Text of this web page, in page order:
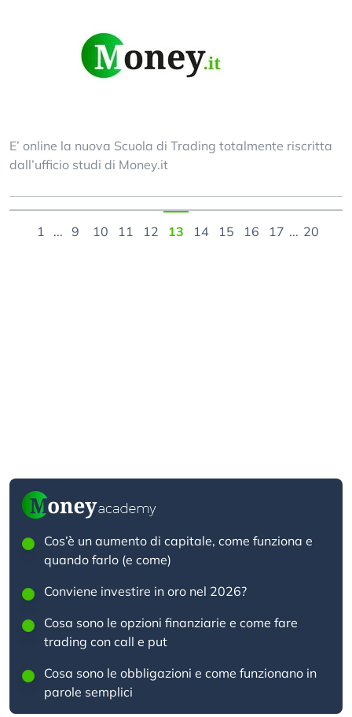
E’ online la nuova Scuola di Trading totalmente riscritta
dall’ufficio studi di Money.it
1 ... 9 10 11 12 13 14 15 16 17 ... 20
Cos’è un aumento di capitale, come funziona e
quando farlo (e come)
Conviene investire in oro nel 2026?
Cosa sono le opzioni finanziarie e come fare
trading con call e put
Cosa sono le obbligazioni e come funzionano in
parole semplici